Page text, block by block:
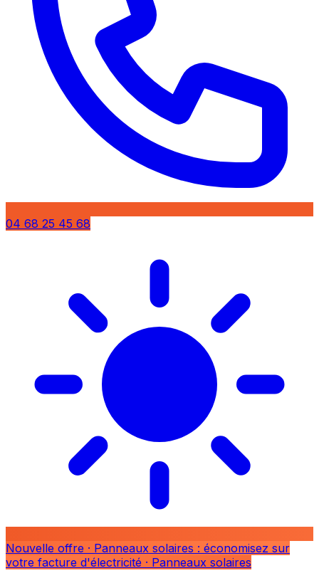
04 68 25 45 68
Nouvelle offre · Panneaux solaires : économisez sur
votre facture d'électricité · Panneaux solaires